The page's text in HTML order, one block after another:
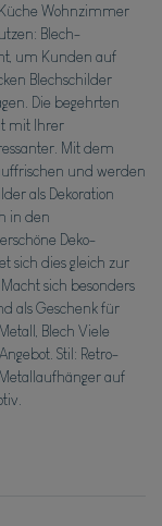
Wohnzimmer
Blech-
um Kunden auf
Blechschilder
Die begehrten
mit Ihrer
Mit dem
und werden
als Dekoration
in den
Deko-
sich dies gleich zur
sich besonders
als Geschenk für
Blech Viele
Stil: Retro-
auf